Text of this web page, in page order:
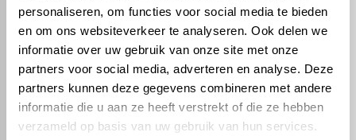
personaliseren, om functies voor social media te bieden
en om ons websiteverkeer te analyseren. Ook delen we
informatie over uw gebruik van onze site met onze
partners voor social media, adverteren en analyse. Deze
partners kunnen deze gegevens combineren met andere
informatie die u aan ze heeft verstrekt of die ze hebben
verzameld op basis van uw gebruik van hun services.
ASSORTIMENT
Hemelwaterafvoer
Drukleiding
KENNIS EN HULP
Klantenservice
Kennisbank
check_circleDé bouwmarkt van Altena
check_circle Direct uit grote voorraad geleverd met eigen transport
check_circleLevering in NL en BE